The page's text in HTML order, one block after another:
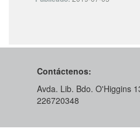
Contáctenos:
Avda. Lib. Bdo. O'Higgins
226720348